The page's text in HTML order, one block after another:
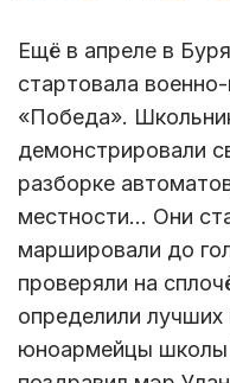
Ещё в апреле в
стартовала
«Победа».
демонстрировали
разборке
местности… Они
маршировали до
проверяли на
определили
юноармейцы